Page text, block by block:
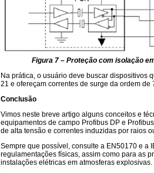
Figura 7 – Proteção com isolação
Na prática, o usuário deve buscar dispositivos
21 e ofereçam correntes de surge da ordem de
Conclusão
Vimos neste breve artigo alguns conceitos e
equipamentos de campo Profibus DP e
de alta tensão e correntes induzidas por raios
Sempre que possível, consulte a EN50170 e a
regulamentações físicas, assim como para as
instalações elétricas em atmosferas explosivas.